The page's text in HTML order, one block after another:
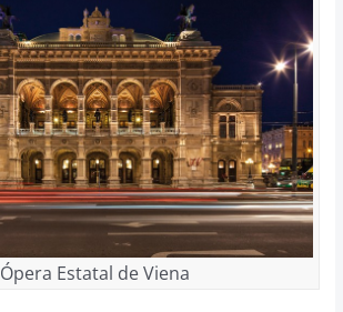
Ópera Estatal de Viena